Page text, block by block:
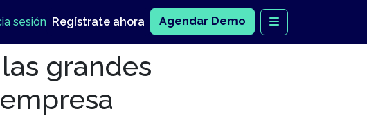
sesión Regístrate ahora Agendar Demo
grandes